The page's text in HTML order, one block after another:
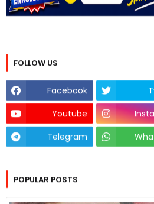
FOLLOW US
Facebook
Youtube
Telegram
POPULAR POSTS